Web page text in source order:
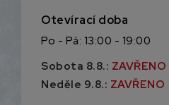
Otevírací doba
Po - Pá: 13:00 - 19:00
Sobota 8.8.: ZAVŘENO
Neděle 9.8.: ZAVŘENO